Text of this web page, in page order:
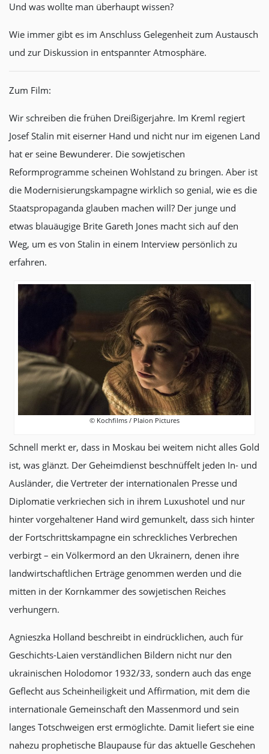
Und was wollte man überhaupt wissen?
Wie immer gibt es im Anschluss Gelegenheit zum Austausch
und zur Diskussion in entspannter Atmosphäre.
Zum Film:
Wir schreiben die frühen Dreißigerjahre. Im Kreml regiert
Josef Stalin mit eiserner Hand und nicht nur im eigenen Land
hat er seine Bewunderer. Die sowjetischen
Reformprogramme scheinen Wohlstand zu bringen. Aber ist
die Modernisierungskampagne wirklich so genial, wie es die
Staatspropaganda glauben machen will? Der junge und
etwas blauäugige Brite Gareth Jones macht sich auf den
Weg, um es von Stalin in einem Interview persönlich zu
erfahren.
© Kochfilms / Plaion Pictures
Schnell merkt er, dass in Moskau bei weitem nicht alles Gold
ist, was glänzt. Der Geheimdienst beschnüffelt jeden In- und
Ausländer, die Vertreter der internationalen Presse und
Diplomatie verkriechen sich in ihrem Luxushotel und nur
hinter vorgehaltener Hand wird gemunkelt, dass sich hinter
der Fortschrittskampagne ein schreckliches Verbrechen
verbirgt – ein Völkermord an den Ukrainern, denen ihre
landwirtschaftlichen Erträge genommen werden und die
mitten in der Kornkammer des sowjetischen Reiches
verhungern.
Agnieszka Holland beschreibt in eindrücklichen, auch für
Geschichts-Laien verständlichen Bildern nicht nur den
ukrainischen Holodomor 1932/33, sondern auch das enge
Geflecht aus Scheinheiligkeit und Affirmation, mit dem die
internationale Gemeinschaft den Massenmord und sein
langes Totschweigen erst ermöglichte. Damit liefert sie eine
nahezu prophetische Blaupause für das aktuelle Geschehen